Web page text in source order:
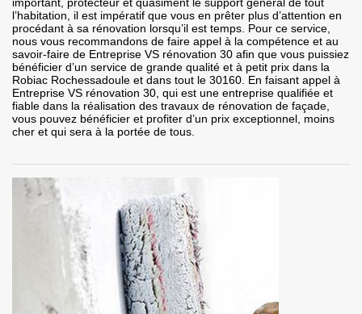
important, protecteur et quasiment le support général de tout
l’habitation, il est impératif que vous en prêter plus d’attention en
procédant à sa rénovation lorsqu’il est temps. Pour ce service,
nous vous recommandons de faire appel à la compétence et au
savoir-faire de Entreprise VS rénovation 30 afin que vous puissiez
bénéficier d’un service de grande qualité et à petit prix dans la
Robiac Rochessadoule et dans tout le 30160. En faisant appel à
Entreprise VS rénovation 30, qui est une entreprise qualifiée et
fiable dans la réalisation des travaux de rénovation de façade,
vous pouvez bénéficier et profiter d’un prix exceptionnel, moins
cher et qui sera à la portée de tous.